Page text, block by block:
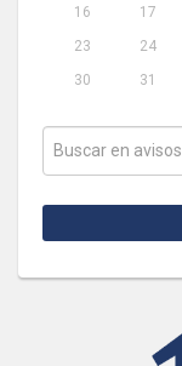
16
17
23
24
30
31